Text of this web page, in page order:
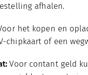
afhalen.
het kopen en
chipkaart of een
Voor contant geld